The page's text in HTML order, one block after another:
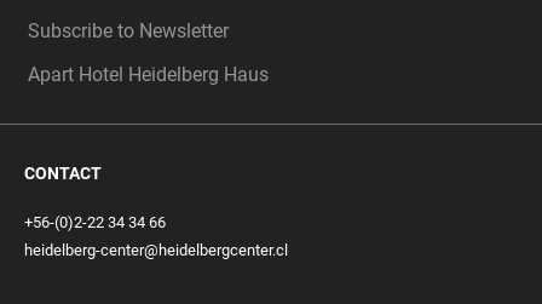
Subscribe to Newsletter
Apart Hotel Heidelberg Haus
CONTACT
+56-(0)2-22 34 34 66
heidelberg-center@heidelbergcenter.cl